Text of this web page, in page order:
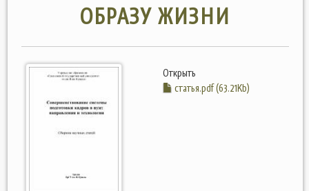
ОБРАЗУ ЖИЗНИ
Открыть
статья.pdf (63.21Kb)